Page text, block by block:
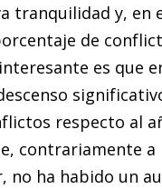
tranquilidad y, en
de
es que
respecto al
con­­trariamente a
no ha habido un